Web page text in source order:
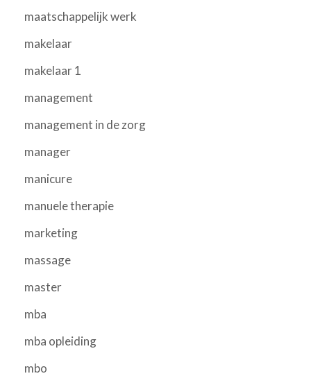
maatschappelijk werk
makelaar
makelaar 1
management
management in de zorg
manager
manicure
manuele therapie
marketing
massage
master
mba
mba opleiding
mbo